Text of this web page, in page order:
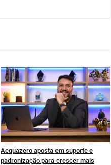
Acquazero aposta em suporte e
padronização para crescer mais